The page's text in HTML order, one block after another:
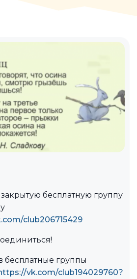
бесплатную группу
club206715429
бесплатные группы
vk.com/club194029760?